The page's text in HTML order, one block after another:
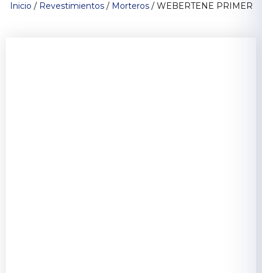
Inicio / Revestimientos/ Morteros/ WEBERTENE PRIMER